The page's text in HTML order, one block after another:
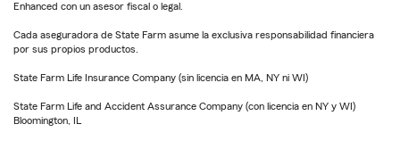
Enhanced con un asesor fiscal o legal.
Cada aseguradora de State Farm asume la exclusiva responsabilidad financiera
por sus propios productos.
State Farm Life Insurance Company (sin licencia en MA, NY ni WI)
State Farm Life and Accident Assurance Company (con licencia en NY y WI)
Bloomington, IL